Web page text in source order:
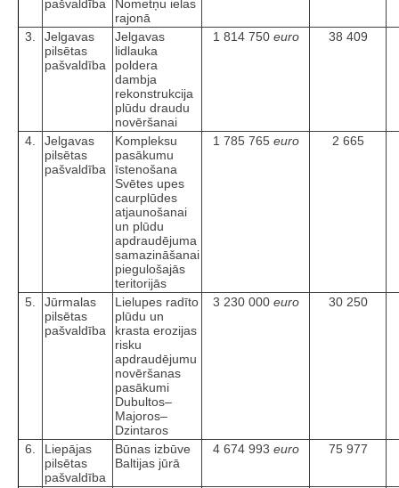
pašvaldība
Nometņu ielas
rajonā
3.
Jelgavas
pilsētas
pašvaldība
Jelgavas
lidlauka
poldera
dambja
rekonstrukcija
plūdu draudu
novēršanai
1 814 750 euro 38 409
4.
Jelgavas
pilsētas
pašvaldība
Kompleksu
pasākumu
īstenošana
Svētes upes
caurplūdes
atjaunošanai
un plūdu
apdraudējuma
samazināšanai
piegulošajās
teritorijās
1 785 765 euro 2 665
5.
Jūrmalas
pilsētas
pašvaldība
Lielupes radīto
plūdu un
krasta erozijas
risku
apdraudējumu
novēršanas
pasākumi
Dubultos–
Majoros–
Dzintaros
3 230 000 euro 30 250
6.
Liepājas
pilsētas
pašvaldība
Būnas izbūve
Baltijas jūrā
4 674 993 euro 75 977